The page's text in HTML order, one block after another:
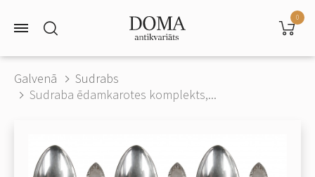
0
Galvenā
Sudrabs
Sudraba ēdamkarotes komplekts,...